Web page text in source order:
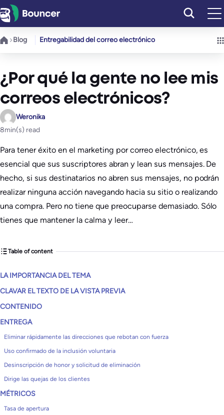
Saltar
al
contenido
Blog Entregabilidad del correo electrónico
¿Por qué la gente no lee mis
correos electrónicos?
Weronika
8min(s) read
Para tener éxito en el marketing por correo electrónico, es
esencial que sus suscriptores abran y lean sus mensajes. De
hecho, si sus destinatarios no abren sus mensajes, no podrán
realizar ninguna acción navegando hacia su sitio o realizando
una compra. Pero no tiene que preocuparse demasiado. Sólo
tienes que mantener la calma y leer…
Table of content
LA IMPORTANCIA DEL TEMA
CLAVAR EL TEXTO DE LA VISTA PREVIA
CONTENIDO
ENTREGA
Eliminar rápidamente las direcciones que rebotan con fuerza
Uso confirmado de la inclusión voluntaria
Desinscripción de honor y solicitud de eliminación
Dirige las quejas de los clientes
MÉTRICOS
Tasa de apertura